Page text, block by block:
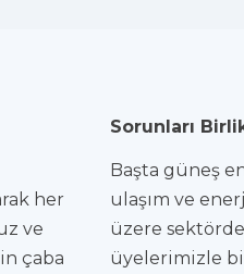
her
ve
çaba
Sorunları
Başta güneş
ulaşım ve
üzere
üyelerimizle